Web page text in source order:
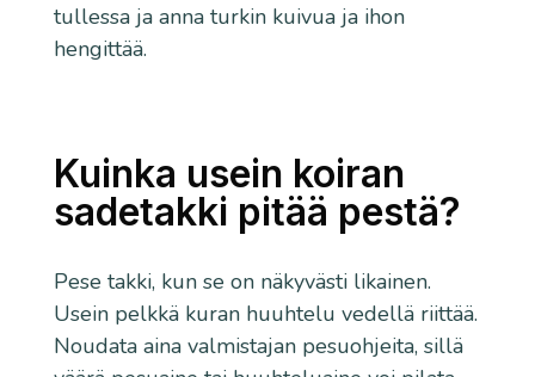
tullessa ja anna turkin kuivua ja ihon
hengittää.
Kuinka usein koiran
sadetakki pitää pestä?
Pese takki, kun se on näkyvästi likainen.
Usein pelkkä kuran huuhtelu vedellä riittää.
Noudata aina valmistajan pesuohjeita, sillä